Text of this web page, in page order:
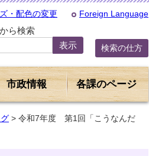
・配色の変更 Foreign Language
ら検索
検索の仕方
市政情報 各課のページ
> 令和7年度 第1回「こうなんだ